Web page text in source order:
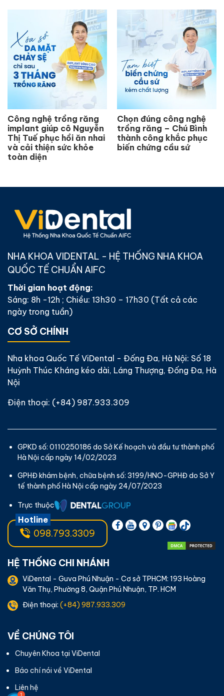
Công nghệ trồng răng
implant giúp cô Nguyễn
Thị Tuế phục hồi ăn nhai
và cải thiện sức khỏe
toàn diện
Chọn đúng công nghệ
trồng răng – Chú Bình
thành công khắc phục
biến chứng cầu sứ
NHA KHOA VIDENTAL - HỆ THỐNG NHA KHOA
QUỐC TẾ CHUẨN AIFC
Thời gian hoạt động:
Sáng: 8h -12h ; Chiều: 13h30 – 17h30 (Tất cả các
ngày trong tuần)
CƠ SỞ CHÍNH
Nha khoa Quốc Tế ViDental - Đống Đa, Hà Nội: Số 18
Huỳnh Thúc Kháng kéo dài, Láng Thượng, Đống Đa, Hà
Nội
Điện thoại: (+84) 987.933.309
GPKD số: 0110250186 do Sở Kế hoạch và đầu tư thành phố
Hà Nội cấp ngày 14/02/2023
GPHĐ khám bệnh, chữa bệnh số: 3199/HNO-GPHĐ do Sở Y
tế thành phố Hà Nội cấp ngày 24/07/2023
Trực thuộc
Hotline
098.793.3309
HỆ THỐNG CHI NHÁNH
ViDental - Guva Phú Nhuận - Cơ sở TPHCM: 193 Hoàng
Văn Thụ, Phường 8, Quận Phú Nhuận, TP. HCM
Điện thoại: (+84) 987.933.309
VỀ CHÚNG TÔI
Chuyên Khoa tại ViDental
Báo chí nói về ViDental
Liên hệ